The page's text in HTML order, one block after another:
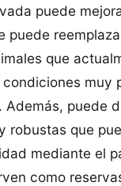
puede
puede
que
muy
Además, puede
robustas que
mediante el
como